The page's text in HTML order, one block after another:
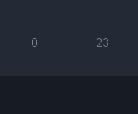
0 23